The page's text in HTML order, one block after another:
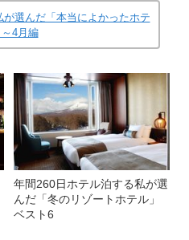
が選んだ「本当によかったホテ
4月編
年間260日ホテル泊する私が選
んだ「冬のリゾートホテル」
ベスト6